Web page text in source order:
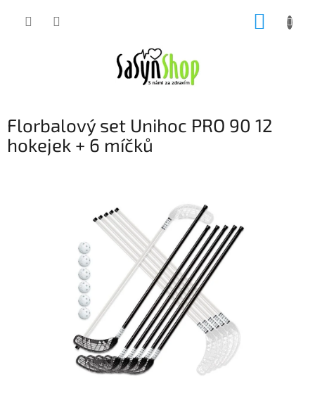
Florbalový set Unihoc PRO 90 12
hokejek + 6 míčků